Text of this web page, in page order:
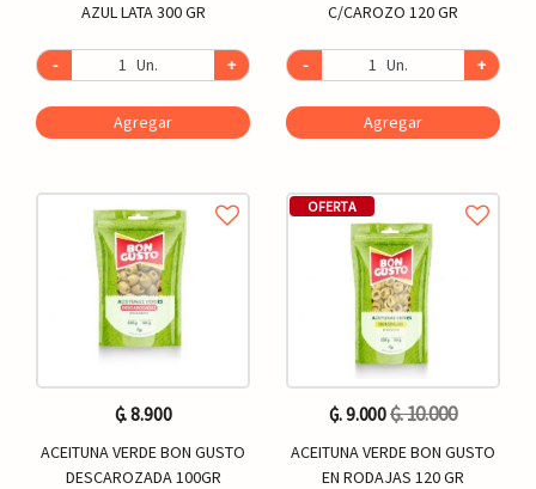
AZUL LATA 300 GR
- Un. +
Agregar
C/CAROZO 120 GR
- Un. +
Agregar
₲. 8.900
ACEITUNA VERDE BON GUSTO
DESCAROZADA 100GR
OFERTA
₲. 9.000₲. 10.000
ACEITUNA VERDE BON GUSTO
EN RODAJAS 120 GR